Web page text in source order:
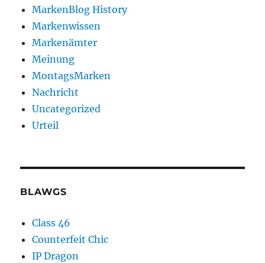
MarkenBlog History
Markenwissen
Markenämter
Meinung
MontagsMarken
Nachricht
Uncategorized
Urteil
BLAWGS
Class 46
Counterfeit Chic
IP Dragon